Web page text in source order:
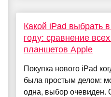
Какой iPad выбрать
году: сравнение
планшетов Apple
Покупка нового iPad
была простым делом:
одна, выбор очевиден.